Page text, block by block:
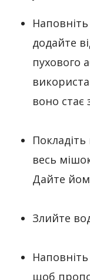
додайте
пухового
воно
весь
Дайте
Злийте
щоб